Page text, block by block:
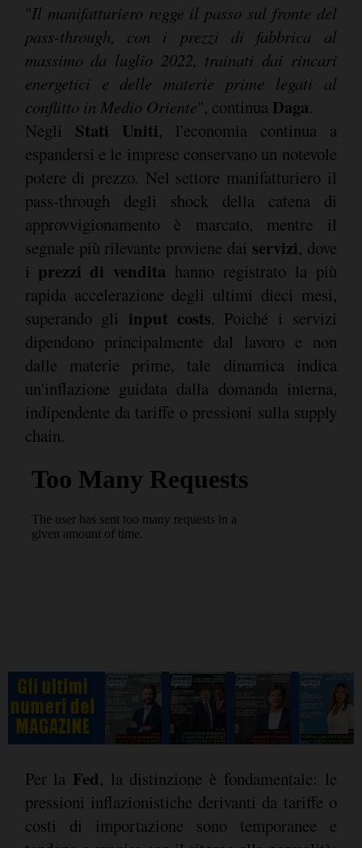
"Il manifatturiero regge il passo sul fronte del
pass-through, con i prezzi di fabbrica al
massimo da luglio 2022, trainati dai rincari
energetici e delle materie prime legati al
conflitto in Medio Oriente", continua Daga.
Negli Stati Uniti, l'economia continua a
espandersi e le imprese conservano un notevole
potere di prezzo. Nel settore manifatturiero il
pass-through degli shock della catena di
approvvigionamento è marcato, mentre il
segnale più rilevante proviene dai servizi, dove
i prezzi di vendita hanno registrato la più
rapida accelerazione degli ultimi dieci mesi,
superando gli input costs. Poiché i servizi
dipendono principalmente dal lavoro e non
dalle materie prime, tale dinamica indica
un'inflazione guidata dalla domanda interna,
indipendente da tariffe o pressioni sulla supply
chain.
Per la Fed, la distinzione è fondamentale: le
pressioni inflazionistiche derivanti da tariffe o
costi di importazione sono temporanee e